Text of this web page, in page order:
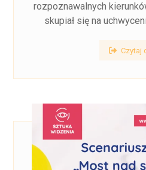
rozpoznawalnych
skupiał się na
Czytaj